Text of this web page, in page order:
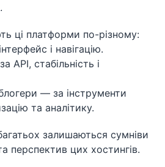
ці платформи по-різному:
і навігацію.
API, стабільність і
— за інструменти
та аналітику.
залишаються сумніви
перспектив цих хостингів.